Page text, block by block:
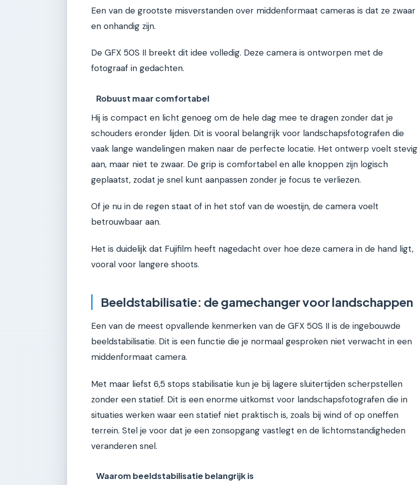
Een van de grootste misverstanden over middenformaat cameras is dat ze zwaar
en onhandig zijn.
De GFX 50S II breekt dit idee volledig. Deze camera is ontworpen met de
fotograaf in gedachten.
Robuust maar comfortabel
Hij is compact en licht genoeg om de hele dag mee te dragen zonder dat je
schouders eronder lijden. Dit is vooral belangrijk voor landschapsfotografen die
vaak lange wandelingen maken naar de perfecte locatie. Het ontwerp voelt stevig
aan, maar niet te zwaar. De grip is comfortabel en alle knoppen zijn logisch
geplaatst, zodat je snel kunt aanpassen zonder je focus te verliezen.
Of je nu in de regen staat of in het stof van de woestijn, de camera voelt
betrouwbaar aan.
Het is duidelijk dat Fujifilm heeft nagedacht over hoe deze camera in de hand ligt,
vooral voor langere shoots.
Beeldstabilisatie: de gamechanger voor landschappen
Een van de meest opvallende kenmerken van de GFX 50S II is de ingebouwde
beeldstabilisatie. Dit is een functie die je normaal gesproken niet verwacht in een
middenformaat camera.
Met maar liefst 6,5 stops stabilisatie kun je bij lagere sluitertijden scherpstellen
zonder een statief. Dit is een enorme uitkomst voor landschapsfotografen die in
situaties werken waar een statief niet praktisch is, zoals bij wind of op oneffen
terrein. Stel je voor dat je een zonsopgang vastlegt en de lichtomstandigheden
veranderen snel.
Waarom beeldstabilisatie belangrijk is